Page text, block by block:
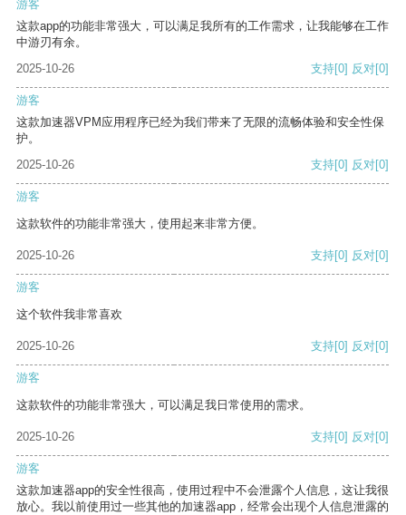
游客
这款app的功能非常强大，可以满足我所有的工作需求，让我能够在工作
中游刃有余。
2025-10-26
支持[0] 反对[0]
游客
这款加速器VPM应用程序已经为我们带来了无限的流畅体验和安全性保
护。
2025-10-26
支持[0] 反对[0]
游客
这款软件的功能非常强大，使用起来非常方便。
2025-10-26 支持[0] 反对[0]
游客
这个软件我非常喜欢
2025-10-26 支持[0] 反对[0]
游客
这款软件的功能非常强大，可以满足我日常使用的需求。
2025-10-26 支持[0] 反对[0]
游客
这款加速器app的安全性很高，使用过程中不会泄露个人信息，这让我很
放心。我以前使用过一些其他的加速器app，经常会出现个人信息泄露的